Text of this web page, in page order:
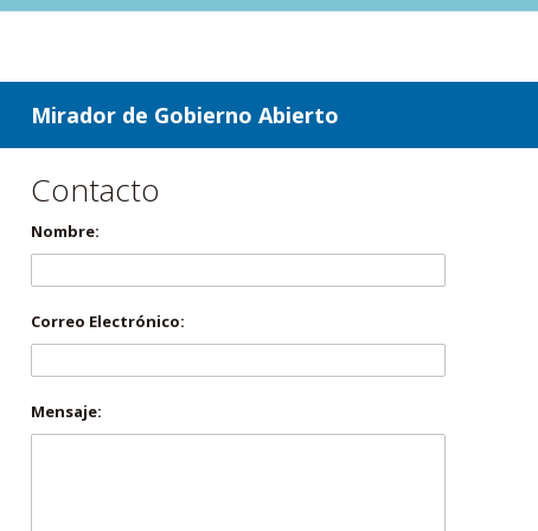
ir a contenido
ir al menú
Mirador de Gobierno Abierto
Contacto
Nombre:
Correo Electrónico:
Mensaje: